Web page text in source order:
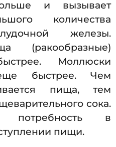
и вызывает
количества
железы.
(ракообразные)
Моллюски
быстрее. Чем
пища, тем
сока.
потребность в
пищи.